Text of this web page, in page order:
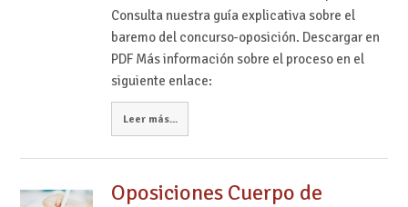
Consulta nuestra guía explicativa sobre el
baremo del concurso-oposición. Descargar en
PDF Más información sobre el proceso en el
siguiente enlace:
Leer más...
Oposiciones Cuerpo de